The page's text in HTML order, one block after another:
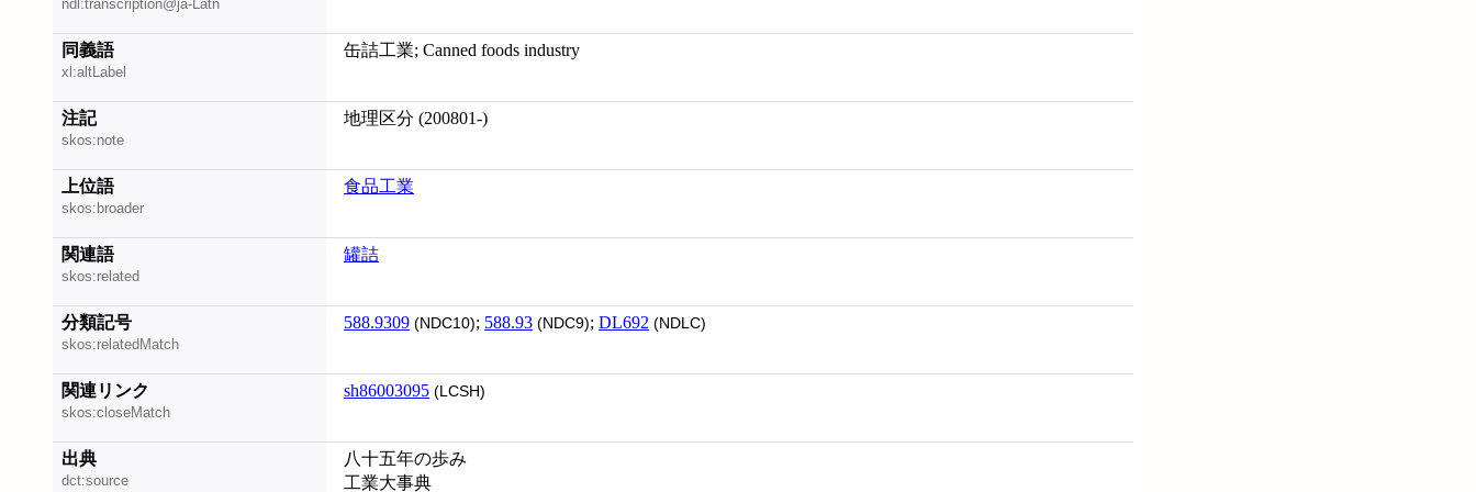
ndl:transcription@ja-Latn
同義語
xl:altLabel
缶詰工業; Canned foods industry
注記
skos:note
地理区分 (200801-)
上位語
skos:broader
食品工業
関連語
skos:related
罐詰
分類記号
skos:relatedMatch
588.9309 (NDC10); 588.93 (NDC9); DL692 (NDLC)
関連リンク
skos:closeMatch
sh86003095 (LCSH)
出典
dct:source
八十五年の歩み
工業大事典